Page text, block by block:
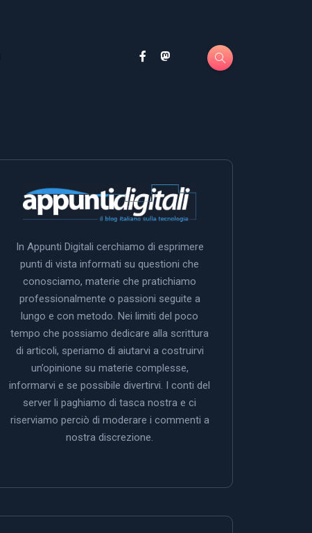
In Appunti Digitali cerchiamo di esprimere
punti di vista informati su questioni che
conosciamo, materie che pratichiamo
professionalmente o passioni seguite a
lungo e con metodo. Nei limiti del poco
tempo che possiamo dedicare alla scrittura
di articoli, speriamo di aiutarvi a costruirvi
un’opinione su materie complesse,
informarvi e se possibile divertirvi. I conti del
server li paghiamo di tasca nostra e ci
riserviamo perciò di moderare i commenti a
nostra discrezione.